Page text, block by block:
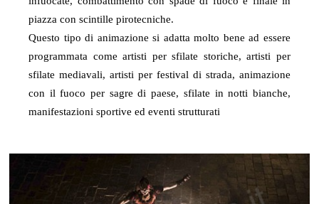
piazza con scintille pirotecniche.
Questo tipo di animazione si adatta molto bene ad essere
programmata come artisti per sfilate storiche, artisti per
sfilate mediavali, artisti per festival di strada, animazione
con il fuoco per sagre di paese, sfilate in notti bianche,
manifestazioni sportive ed eventi strutturati